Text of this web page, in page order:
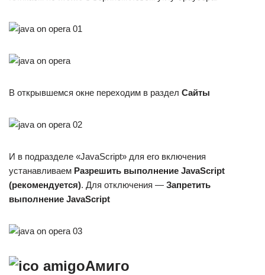
В открывшемся окне переходим в раздел Сайты
И в подразделе «JavaScript» для его включения
устанавливаем Разрешить выполнение JavaScript
(рекомендуется). Для отключения — Запретить
выполнение JavaScript
Амиго